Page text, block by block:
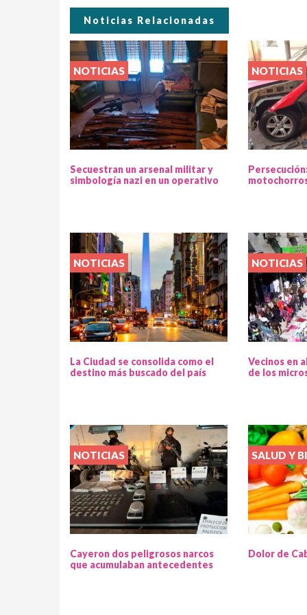
Noticias Relacionadas
NOTICIAS
Secuestran un arsenal militar y
simbología nazi en un operativo
NOTICIAS
NOTICIAS
La Ciudad se consolida como el
destino más buscado del país
NOTICIAS
Vecinos en
de los
NOTICIAS
Cayeron dos peligrosos narcos
que acumulaban antecedentes
SALUD Y
Dolor de